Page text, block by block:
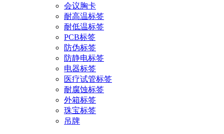
会议胸卡
耐高温标签
耐低温标签
PCB标签
防伪标签
防静电标签
电器标签
医疗试管标签
耐腐蚀标签
外箱标签
珠宝标签
吊牌